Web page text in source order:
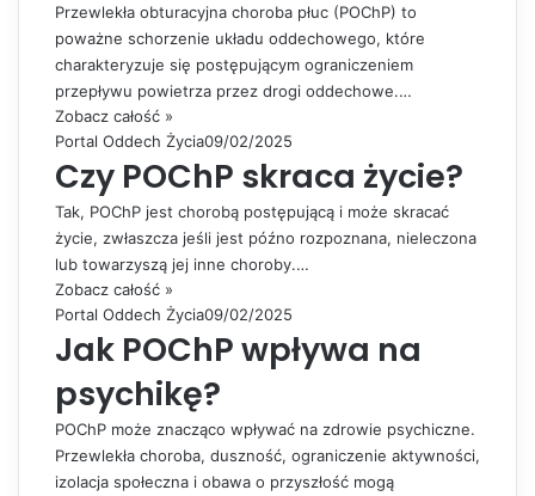
Przewlekła obturacyjna choroba płuc (POChP) to
poważne schorzenie układu oddechowego, które
charakteryzuje się postępującym ograniczeniem
przepływu powietrza przez drogi oddechowe.…
Zobacz całość »
Portal Oddech Życia09/02/2025
Czy POChP skraca życie?
Tak, POChP jest chorobą postępującą i może skracać
życie, zwłaszcza jeśli jest późno rozpoznana, nieleczona
lub towarzyszą jej inne choroby.…
Zobacz całość »
Portal Oddech Życia09/02/2025
Jak POChP wpływa na
psychikę?
POChP może znacząco wpływać na zdrowie psychiczne.
Przewlekła choroba, duszność, ograniczenie aktywności,
izolacja społeczna i obawa o przyszłość mogą